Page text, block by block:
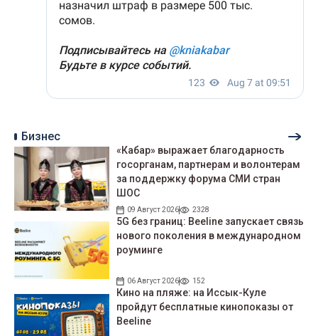
Бизнес
«Кабар» выражает благодарность
госорганам, партнерам и волонтерам
за поддержку форума СМИ стран
ШОС
09 Август 2026 2328
5G без границ: Beeline запускает связь
нового поколения в международном
роуминге
06 Август 2026 152
Кино на пляже: на Иссык-Куле
пройдут беcплатные кинопоказы от
Beeline